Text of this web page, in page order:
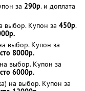
за 290р. и доплата
выбор. Купон за 450р.
выбор. Купон за
8000р.
выбор. Купон за
6000р.
на выбор. Купон за